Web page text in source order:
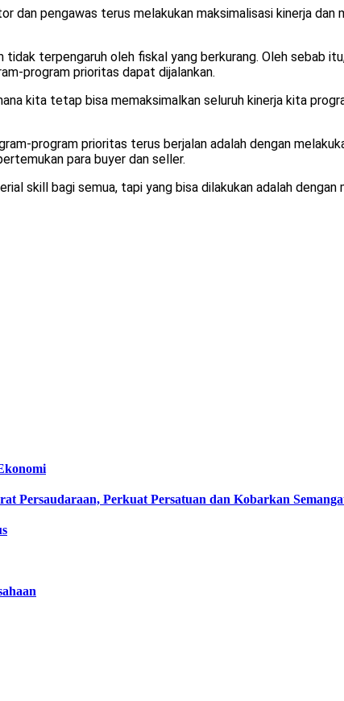
dan pengawas terus melakukan maksimalisasi kinerja
terpengaruh oleh fiskal yang berkurang. Oleh sebab
program prioritas dapat dijalankan.
kita tetap bisa memaksimalkan seluruh kinerja kita
program prioritas terus berjalan adalah dengan
para buyer dan seller.
skill bagi semua, tapi yang bisa dilakukan adalah dengan
Persaudaraan, Perkuat Persatuan dan Kobarkan